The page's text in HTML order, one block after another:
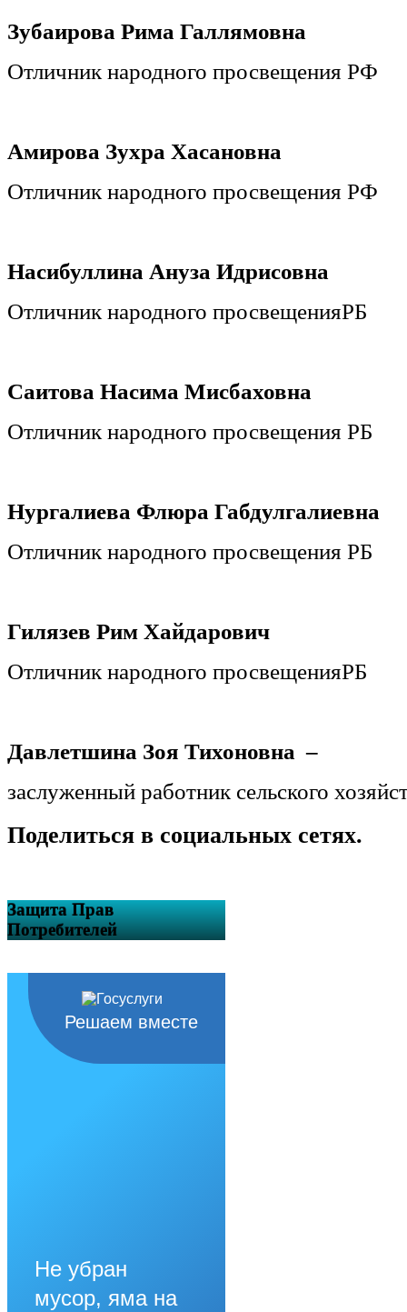
Зубаирова Рима Галлямовна
Отличник народного просвещения РФ
Амирова Зухра Хасановна
Отличник народного просвещения РФ
Насибуллина Ануза Идрисовна
Отличник народного просвещенияРБ
Саитова Насима Мисбаховна
Отличник народного просвещения РБ
Нургалиева Флюра Габдулгалиевна
Отличник народного просвещения РБ
Гилязев Рим Хайдарович
Отличник народного просвещенияРБ
Давлетшина Зоя Тихоновна –
заслуженный работник сельского
Поделиться в социальных сетях.
Защита Прав
Потребителей
Решаем вместе
Не убран
мусор, яма на